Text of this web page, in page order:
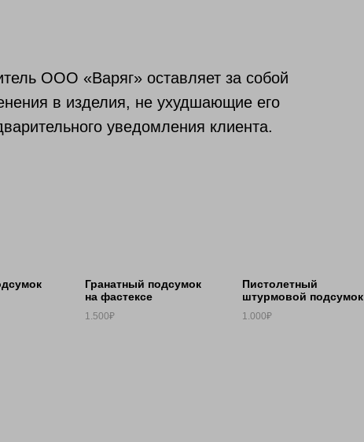
OOO «Варяг» оставляет за собой
в изделия, не ухудшающие его
уведомления клиента.
Гранатный подсумок
на фастексе
1.500₽
Пистолетный
штурмовой подсумок
1.000₽